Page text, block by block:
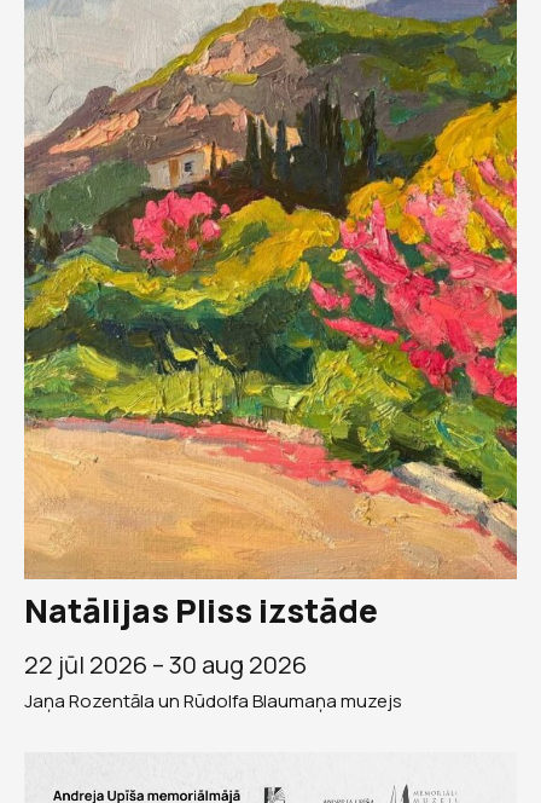
Natālijas Pliss izstāde
22 jūl 2026 –30 aug 2026
Jaņa Rozentāla un Rūdolfa Blaumaņa muzejs